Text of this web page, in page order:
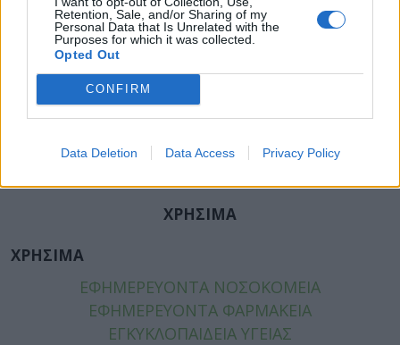
Retention, Sale, and/or Sharing of my
Personal Data that Is Unrelated with the
Purposes for which it was collected.
Opted Out
CONFIRM
Data Deletion Data Access Privacy Policy
ΕΙΔΗΣΕΙΣ
ΥΓΕΙΑ
ΨΥΧΙΚΗ ΥΓΕΙΑ
ΔΙΑΤΡΟΦΗ
ΕΠΙΧΕΙΡΕΙΝ
TIPS
ΧΡΗΣΙΜΑ
ΧΡΗΣΙΜΑ
ΕΦΗΜΕΡΕΥΟΝΤΑ ΝΟΣΟΚΟΜΕΙΑ
ΕΦΗΜΕΡΕΥΟΝΤΑ ΦΑΡΜΑΚΕΙΑ
ΕΓΚΥΚΛΟΠΑΙΔΕΙΑ ΥΓΕΙΑΣ